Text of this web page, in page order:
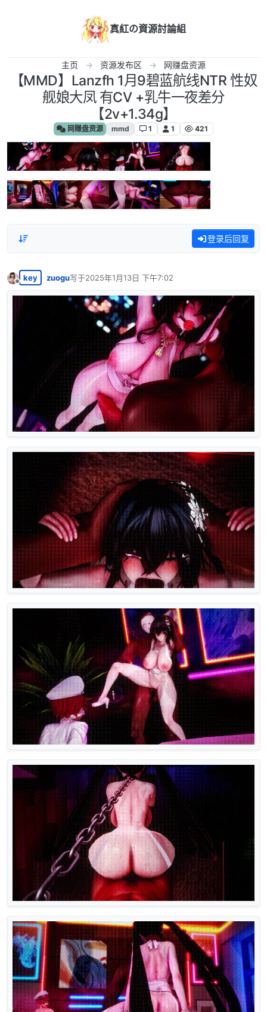
真紅の資源討論組
主页 资源发布区 网赚盘资源
【MMD】Lanzfh 1月9碧蓝航线NTR 性奴
舰娘大凤 有CV +乳牛一夜差分
【2v+1.34g】
网赚盘资源 mmd 1 1 421
登录后回复
离线
key zuogu写于2025年1月13日 下午7:02
最后由 编辑